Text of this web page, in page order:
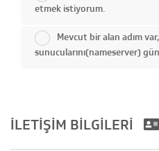
etmek istiyorum.
Mevcut bir alan adım
sunucularını(nameserver)
İLETİŞİM BİLGİLERİ